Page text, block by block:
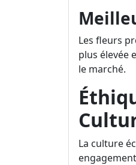
Les fleurs
plus élevée
le marché.
La culture